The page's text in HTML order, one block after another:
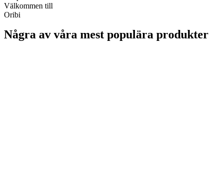
Välkommen till
Oribi
Några av våra mest populära produkter